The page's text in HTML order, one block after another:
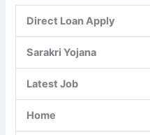
Direct Loan Apply
Sarakri Yojana
Latest Job
Home